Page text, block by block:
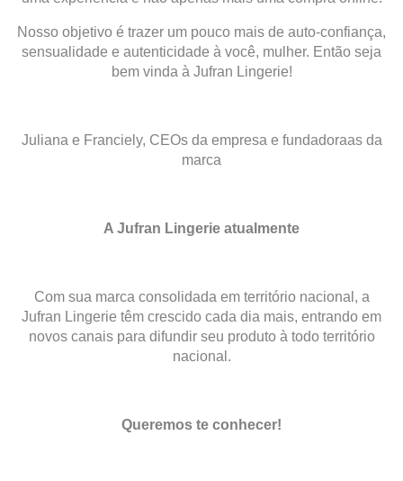
Nosso objetivo é trazer um pouco mais de auto-confiança,
sensualidade e autenticidade à você, mulher. Então seja
bem vinda à Jufran Lingerie!
Juliana e Franciely, CEOs da empresa e fundadoraas da
marca
A Jufran Lingerie atualmente
Com sua marca consolidada em território nacional, a
Jufran Lingerie têm crescido cada dia mais, entrando em
novos canais para difundir seu produto à todo território
nacional.
Queremos te conhecer!